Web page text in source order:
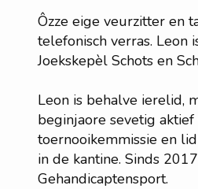
Ôzze eige veurzitter en
telefonisch verras. Leon
Joekskepèl Schots en
Leon is behalve ierelid,
beginjaore sevetig
toernooikemmissie en
in de kantine. Sinds
Gehandicaptensport.